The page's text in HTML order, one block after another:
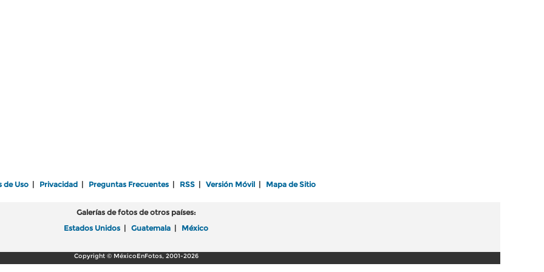
de Uso Privacidad Preguntas Frecuentes RSS Versión Móvil Mapa de Sitio
Galerías de fotos de otros países:
Estados Unidos
Guatemala México
Copyright © MéxicoEnFotos, 2001-2026